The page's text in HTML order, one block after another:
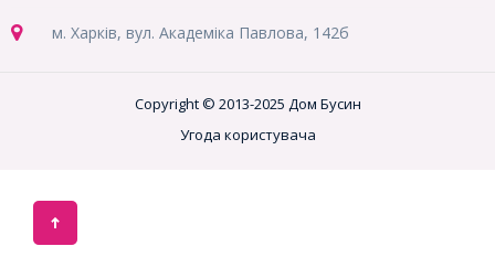
м. Харків, вул. Академіка Павлова, 142б
Copyright © 2013-2025 Дом Бусин
Угода користувача